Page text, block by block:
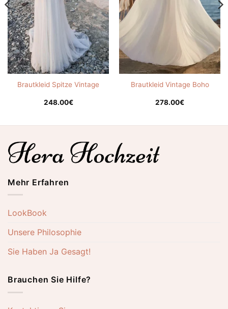
Brautkleid Spitze Vintage
248.00€
Brautkleid Vintage Boho
278.00€
Mehr Erfahren
LookBook
Unsere Philosophie
Sie Haben Ja Gesagt!
Brauchen Sie Hilfe?